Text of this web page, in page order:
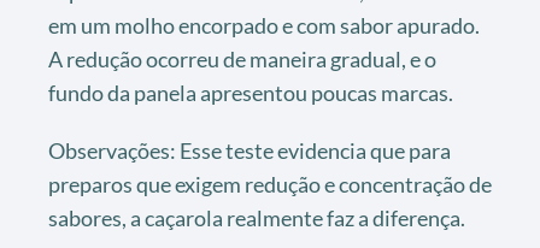
em um molho encorpado e com sabor apurado.
A redução ocorreu de maneira gradual, e o
fundo da panela apresentou poucas marcas.
Observações: Esse teste evidencia que para
preparos que exigem redução e concentração de
sabores, a caçarola realmente faz a diferença.